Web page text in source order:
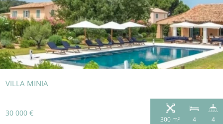
VILLA MINIA
30 000 €
300 m² 4 4